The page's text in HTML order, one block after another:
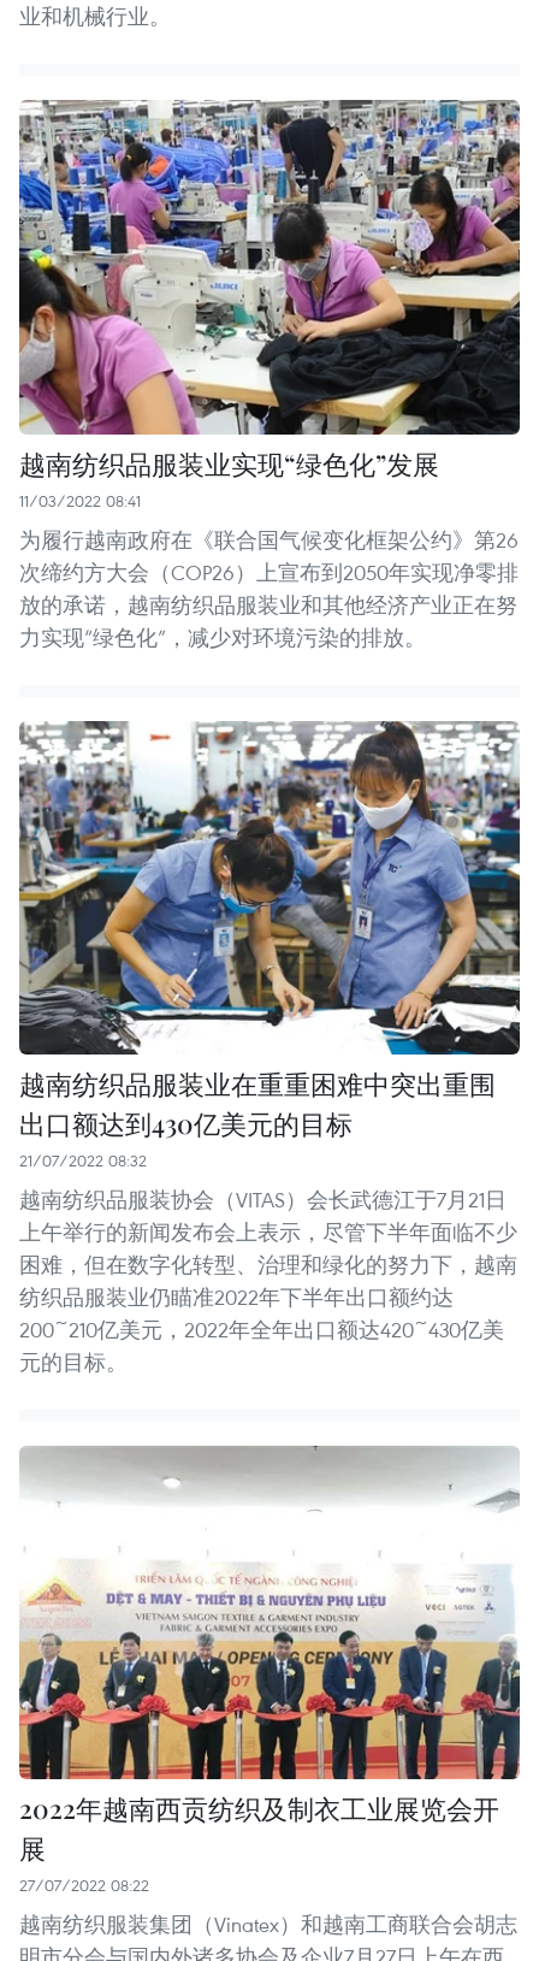
业和机械行业。
越南纺织品服装业实现“绿色化”发展
11/03/2022 08:41
为履行越南政府在《联合国气候变化框架公约》第26
次缔约方大会（COP26）上宣布到2050年实现净零排
放的承诺，越南纺织品服装业和其他经济产业正在努
力实现“绿色化”，减少对环境污染的排放。
越南纺织品服装业在重重困难中突出重围
出口额达到430亿美元的目标
21/07/2022 08:32
越南纺织品服装协会（VITAS）会长武德江于7月21日
上午举行的新闻发布会上表示，尽管下半年面临不少
困难，但在数字化转型、治理和绿化的努力下，越南
纺织品服装业仍瞄准2022年下半年出口额约达
200~210亿美元，2022年全年出口额达420~430亿美
元的目标。
2022年越南西贡纺织及制衣工业展览会开
展
27/07/2022 08:22
越南纺织服装集团（Vinatex）和越南工商联合会胡志